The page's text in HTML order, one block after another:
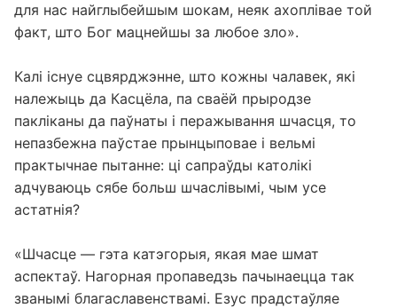
для нас найглыбейшым шокам, неяк ахоплівае той
факт, што Бог мацнейшы за любое зло».
Калі існуе сцвярджэнне, што кожны чалавек, які
належыць да Касцёла, па сваёй прыродзе
пакліканы да паўнаты і перажывання шчасця, то
непазбежна паўстае прынцыповае і вельмі
практычнае пытанне: ці сапраўды католікі
адчуваюць сябе больш шчаслівымі, чым усе
астатнія?
«Шчасце — гэта катэгорыя, якая мае шмат
аспектаў. Нагорная пропаведзь пачынаецца так
званымі благаславенствамі. Езус прадстаўляе